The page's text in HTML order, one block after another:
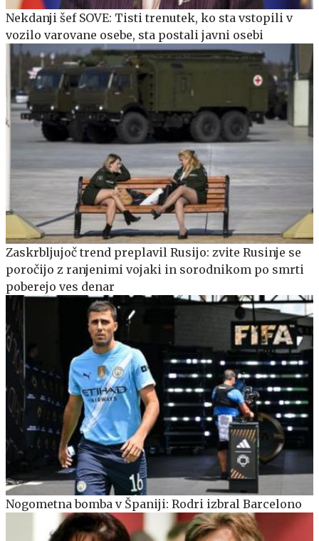
Nekdanji šef SOVE: Tisti trenutek, ko sta vstopili v
vozilo varovane osebe, sta postali javni osebi
Zaskrbljujoč trend preplavil Rusijo: zvite Rusinje se
poročijo z ranjenimi vojaki in sorodnikom po smrti
poberejo ves denar
Nogometna bomba v Španiji: Rodri izbral Barcelono